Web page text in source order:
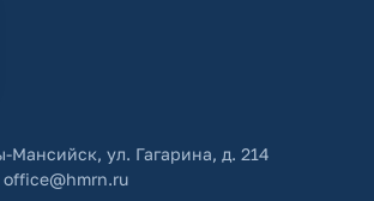
Мансийск, ул. Гагарина, д. 214
office@hmrn.ru